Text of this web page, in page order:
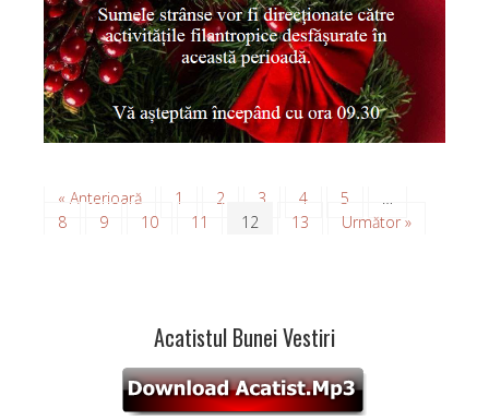
« Anterioară 1 2 3 4 5
…
8
9 10 11 12 13 Următor »
Acatistul Bunei Vestiri